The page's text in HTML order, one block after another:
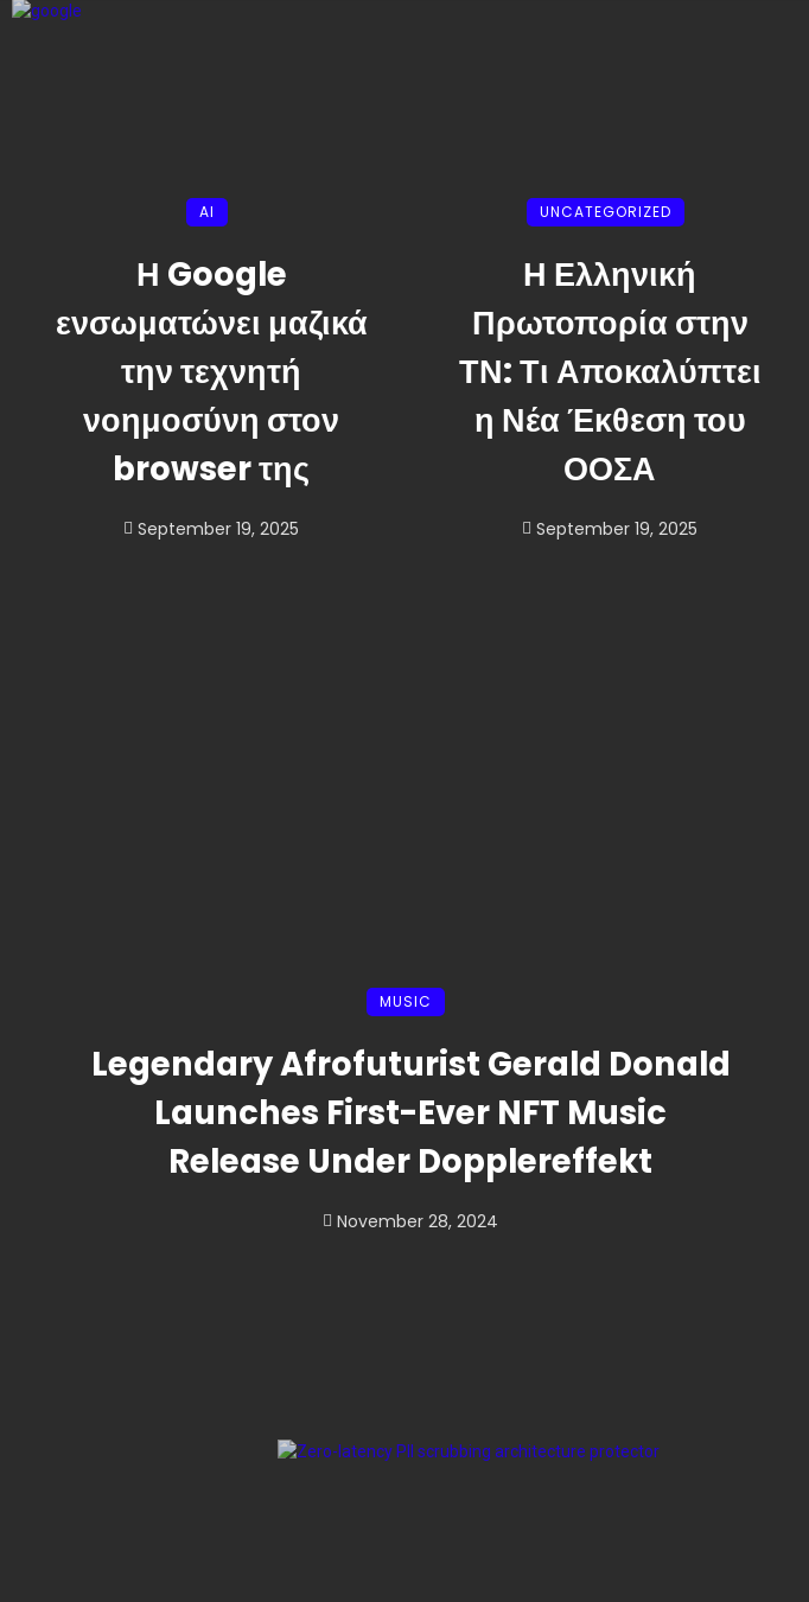
AI
Η Google
ενσωματώνει μαζικά
την τεχνητή
νοημοσύνη στον
browser της
September 19, 2025
UNCATEGORIZED
Η Ελληνική
Πρωτοπορία στην
ΤΝ: Τι Αποκαλύπτει
η Νέα Έκθεση του
ΟΟΣΑ
September 19, 2025
MUSIC
Legendary Afrofuturist Gerald Donald
Launches First-Ever NFT Music
Release Under Dopplereffekt
November 28, 2024